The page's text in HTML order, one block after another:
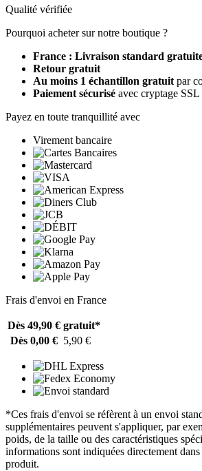
Qualité vérifiée
Pourquoi acheter sur notre boutique ?
France : Livraison standard
Retour gratuit
Au moins 1 échantillon gratuit par
Paiement sécurisé avec cryptage SSL
Payez en toute tranquillité avec
Virement bancaire
Frais d'envoi en France
Dès 49,90 € gratuit*
Dès 0,00 € 5,90 €
*Ces frais d'envoi se réfèrent à un envoi
supplémentaires peuvent s'appliquer, par
poids, de la taille ou des caractéristiques
informations sont indiquées directement
produit.